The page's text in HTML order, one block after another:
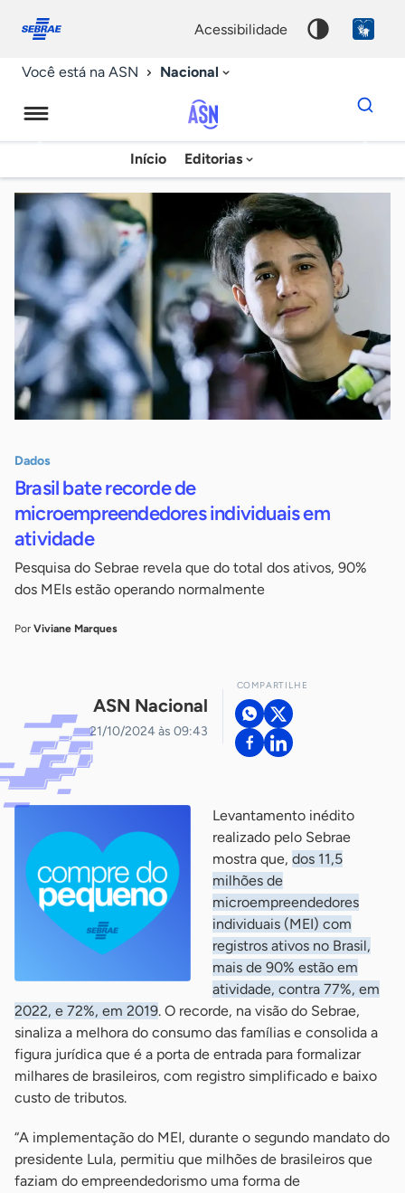
conosco
acessibilidade
Você está na ASN Nacional
Agência
Sebrae
de
Notícias
Início Editorias
Dados
para
chave
Dados
Brasil bate recorde de
microempreendedores individuais em
atividade
Pesquisa do Sebrae revela que do total dos ativos, 90%
dos MEIs estão operando normalmente
Por Viviane Marques
ASN Nacional
21/10/2024 às 09:43
COMPARTILHE
Levantamento inédito
realizado pelo Sebrae
mostra que, dos 11,5
milhões de
microempreendedores
individuais (MEI) com
registros ativos no Brasil,
mais de 90% estão em
atividade, contra 77%, em
2022, e 72%, em 2019. O recorde, na visão do Sebrae,
sinaliza a melhora do consumo das famílias e consolida a
figura jurídica que é a porta de entrada para formalizar
milhares de brasileiros, com registro simplificado e baixo
custo de tributos.
“A implementação do MEI, durante o segundo mandato do
presidente Lula, permitiu que milhões de brasileiros que
faziam do empreendedorismo uma forma de